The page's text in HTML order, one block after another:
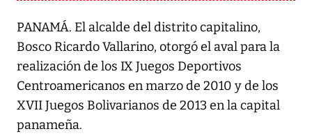
PANAMÁ. El alcalde del distrito capitalino,
Bosco Ricardo Vallarino, otorgó el aval para la
realización de los IX Juegos Deportivos
Centroamericanos en marzo de 2010 y de los
XVII Juegos Bolivarianos de 2013 en la capital
panameña.